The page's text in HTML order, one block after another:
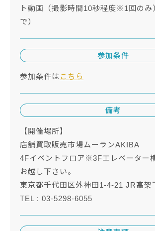
ト動画（撮影時間10秒程度※1回のみ
で）
参加条件
参加条件は こちら
備考
【開催場所】
店舗買取販売市場ムーランAKIBA
4Fイベントフロア※3Fエレベーター
お越し下さい。
東京都千代田区外神田1-4-21 JR高架
TEL : 03-5298-6055